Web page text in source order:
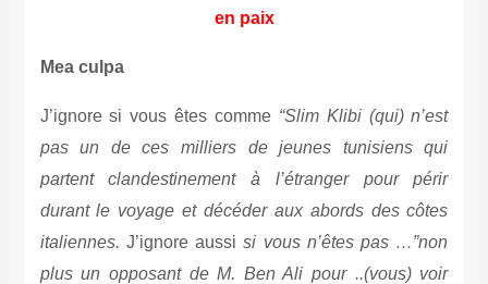
en paix
Mea culpa
J’ignore si vous êtes comme “Slim Klibi (qui) n’est
pas un de ces milliers de jeunes tunisiens qui
partent clandestinement à l’étranger pour périr
durant le voyage et décéder aux abords des côtes
italiennes. J’ignore aussisi vous n’êtes pas …”non
plus un opposant de M. Ben Ali pour ..(vous) voir